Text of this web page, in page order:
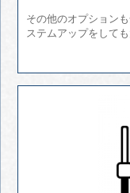
その他のオプション
ステムアップをしても